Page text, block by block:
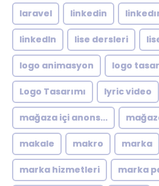
laravel linkedin
linkedln lise dersleri
logo animasyon logo
Logo Tasarımı lyric video
mağaza içi anons...
makale makro marka
marka hizmetleri marka